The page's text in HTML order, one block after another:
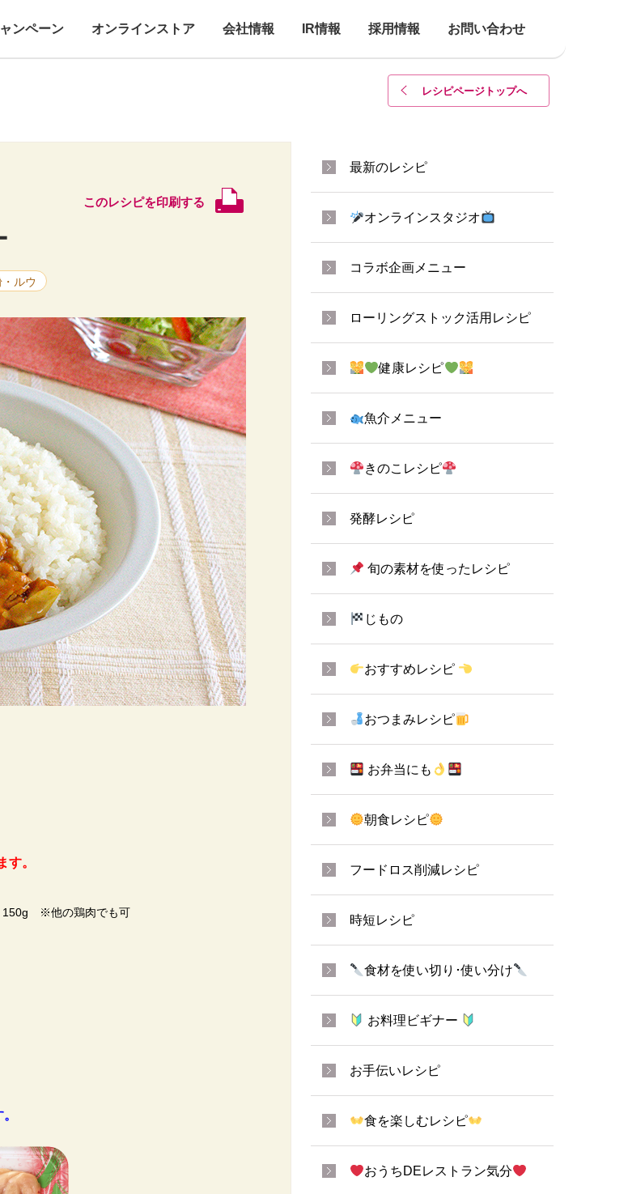
ンペーン オンラインストア 会社情報 IR情報 採用情報 お問い合わせ
レシピページトップへ
このレシピを印刷する
ルウ
す。
150g ※他の鶏肉でも可
最新のレシピ
オンラインスタジオ
コラボ企画メニュー
ローリングストック活用レシピ
健康レシピ
魚介メニュー
きのこレシピ
発酵レシピ
旬の素材を使ったレシピ
じもの
おすすめレシピ
おつまみレシピ
お弁当にも
朝食レシピ
フードロス削減レシピ
時短レシピ
食材を使い切り･使い分け
お料理ビギナー
お手伝いレシピ
食を楽しむレシピ
おうちDEレストラン気分